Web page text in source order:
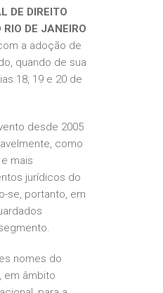
DE DIREITO
RIO DE JANEIRO
a adoção de
quando de sua
18, 19 e 20 de
desde 2005
como
mais
jurídicos do
se, portanto, em
nomes do
em âmbito